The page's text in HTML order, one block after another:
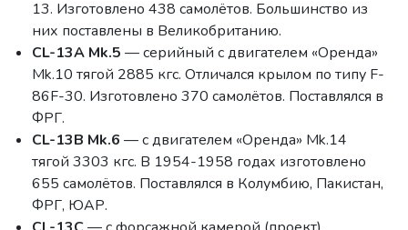
13. Изготовлено 438 самолётов. Большинство из
них поставлены в Великобританию.
CL-13A Mk.5 — серийный с двигателем «Оренда»
Mk.10 тягой 2885 кгс. Отличался крылом по типу F-
86F-30. Изготовлено 370 самолётов. Поставлялся в
ФРГ.
CL-13B Mk.6 — с двигателем «Оренда» Mk.14
тягой 3303 кгс. В 1954-1958 годах изготовлено
655 самолётов. Поставлялся в Колумбию, Пакистан,
ФРГ, ЮАР.